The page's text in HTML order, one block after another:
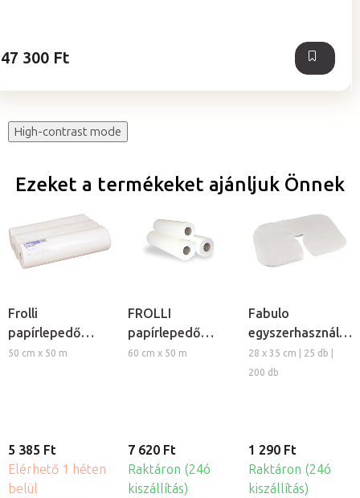
47 300 Ft
High-contrast mode
Ezeket a termékeket ajánljuk Önnek
Frolli
papírlepedő
tekercs 50, 3db
50 cm x 50 m
5 385 Ft
Elérhető 1 héten
belül
FROLLI
papírlepedő
tekercs 60, 3db
60 cm x 50 m
7 620 Ft
Raktáron (24ó
kiszállítás)
Fabulo
fejtámla kendő
nemszőtt
28 x 35 cm | 25 db |
200 db
1 290 Ft
Raktáron (24ó
kiszállítás)